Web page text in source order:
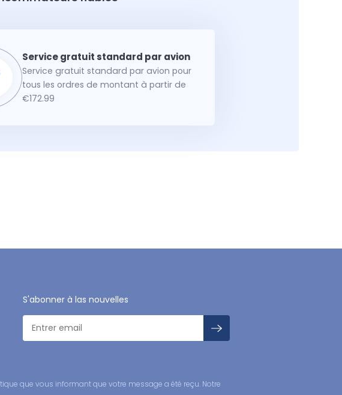
Service gratuit standard par avion pour
tous les ordres de montant à partir de
€172.99
S'abonner à las nouvelles
que vous informant que votre message a été reçu. Notre